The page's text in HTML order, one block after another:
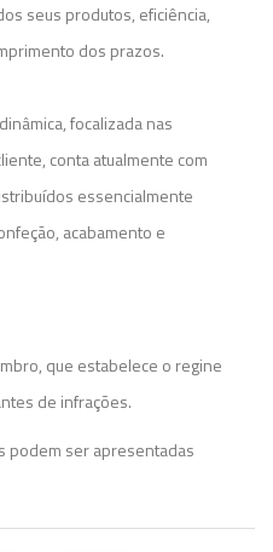
seus produtos, eficiência,
dos prazos.
focalizada nas
conta atualmente com
essencialmente
acabamento e
que estabelece o regine
de infrações.
podem ser apresentadas